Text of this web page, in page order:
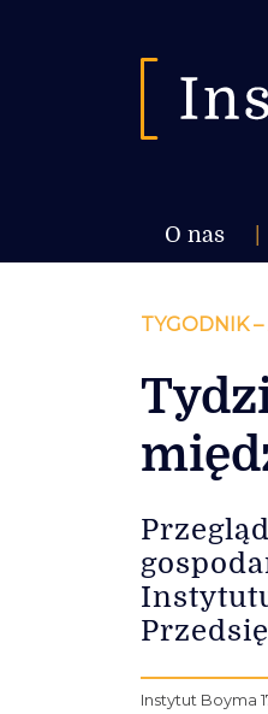
O nas
TYGODNIK –
Instytut Boyma